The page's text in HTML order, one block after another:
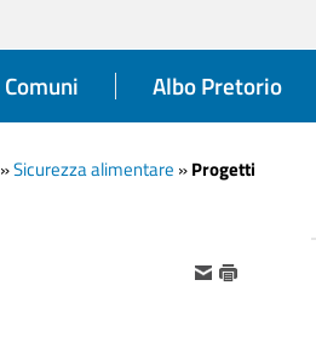
Comuni Albo Pretorio
»Sicurezza alimentare »Progetti